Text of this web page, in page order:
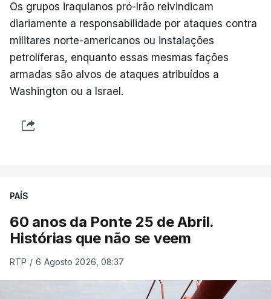
Os grupos iraquianos pró-Irão reivindicam
diariamente a responsabilidade por ataques contra
militares norte-americanos ou instalações
petrolíferas, enquanto essas mesmas fações
armadas são alvos de ataques atribuídos a
Washington ou a Israel.
PAÍS
60 anos da Ponte 25 de Abril.
Histórias que não se veem
RTP / 6 Agosto 2026, 08:37